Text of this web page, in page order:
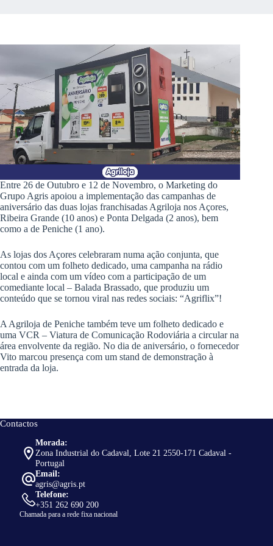
Entre 26 de Outubro e 12 de Novembro, o Marketing do
Grupo Agris apoiou a implementação das campanhas de
aniversário das duas lojas franchisadas Agriloja nos Açores,
Ribeira Grande (10 anos) e Ponta Delgada (2 anos), bem
como a de Peniche (1 ano).
As lojas dos Açores celebraram numa ação conjunta, que
contou com um folheto dedicado, uma campanha na rádio
local e ainda com um vídeo com a participação de um
comediante local – Balada Brassado, que produziu um
conteúdo que se tornou viral nas redes sociais: “Agriflix”!
A Agriloja de Peniche também teve um folheto dedicado e
uma VCR – Viatura de Comunicação Rodoviária a circular na
área envolvente da região. No dia de aniversário, o fornecedor
Vito marcou presença com um stand de demonstração à
entrada da loja.
Contactos
Morada:
Zona Industrial do Cadaval, Lote 21 2550-171 Cadaval -
Portugal
Email:
agris@agris.pt
Telefone:
+351 262 690 200
Chamada para a rede fixa nacional